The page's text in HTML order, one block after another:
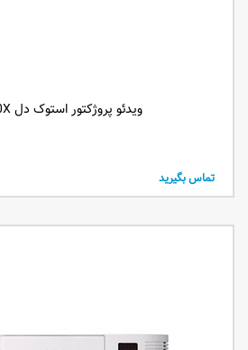
ویدئو پروژکتور استوک دل Dell 1510X
تماس بگیرید